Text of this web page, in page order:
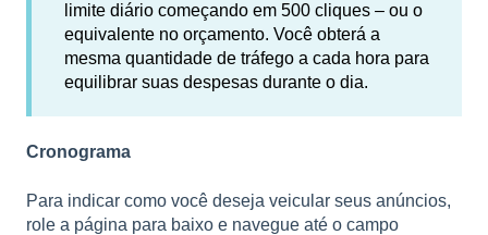
limite diário começando em 500 cliques – ou o
equivalente no orçamento. Você obterá a
mesma quantidade de tráfego a cada hora para
equilibrar suas despesas durante o dia.
Cronograma
Para indicar como você deseja veicular seus anúncios,
role a página para baixo e navegue até o campo